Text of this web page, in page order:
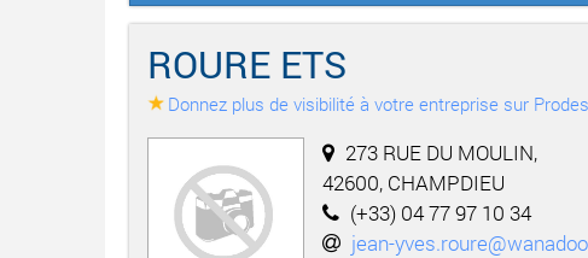
ROURE ETS
Donnez plus de visibilité à votre entreprise sur
273 RUE DU MOULIN,
42600, CHAMPDIEU
(+33) 04 77 97 10 34
jean-